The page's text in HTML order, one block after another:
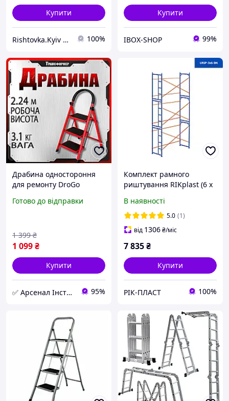
Купити
Rishtovka.Kyiv - виробник будівельних риштувань у Києві 100%
Купити
IBOX-SHOP 99%
Драбина одностороння
для ремонту DroGo
сталева драбина для
Готово до відправки
1 099₴
1 399 ₴
Купити
✅ Арсенал Інструменту 95%
Комплект рамного
риштування RIKplast (6 х
В наявності
5.0 (1)
від 1306₴/міс
7 835₴
Купити
РІК-ПЛАСТ 100%